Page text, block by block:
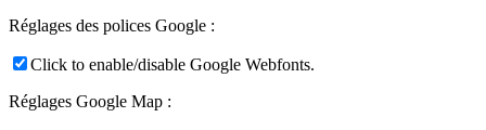
Réglages des polices Google :
Click to enable/disable Google Webfonts.
Réglages Google Map :